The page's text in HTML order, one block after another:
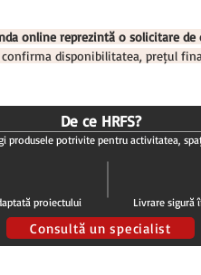
online reprezintă o solicitare de
confirma disponibilitatea, prețul
De ce HRFS?
produsele potrivite pentru activitatea,
proiectului Livrare sigură
Consultă un specialist